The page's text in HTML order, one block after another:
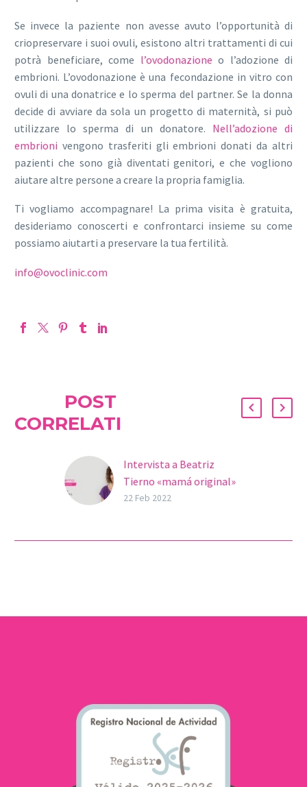
Se invece la paziente non avesse avuto l’opportunità di
criopreservare i suoi ovuli, esistono altri trattamenti di cui
potrà beneficiare, come l’ovodonazione o l’adozione di
embrioni. L’ovodonazione è una fecondazione in vitro con
ovuli di una donatrice e lo sperma del partner. Se la donna
decide di avviare da sola un progetto di maternità, si può
utilizzare lo sperma di un donatore. Nell’adozione di
embrioni vengono trasferiti gli embrioni donati da altri
pazienti che sono già diventati genitori, e che vogliono
aiutare altre persone a creare la propria famiglia.
Ti vogliamo accompagnare! La prima visita è gratuita,
desideriamo conoscerti e confrontarci insieme su come
possiamo aiutarti a preservare la tua fertilità.
info@ovoclinic.com
POST
CORRELATI
Intervista a Beatriz
Tierno «mamá original»
Abbiamo intervistato a
22 Feb 2022